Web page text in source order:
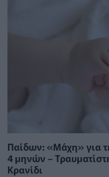
Παίδων: «Μάχη» για
4 μηνών –
Κρανίδι